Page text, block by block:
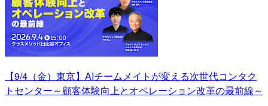
【9/4（金）東京】AIチームメイトが変える次世代コンタク
トセンター～顧客体験向上とオペレーション改革の最前線～